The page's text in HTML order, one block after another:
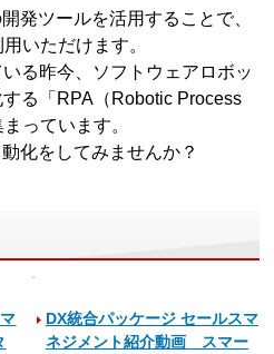
発ツールを活用することで、
いただけます。
る昨今、ソフトウェアロボッ
る「RPA（Robotic Process
っています。
化をしてみませんか？
DX統合パッケージ セールスマ
ネジメント紹介動画 スマー